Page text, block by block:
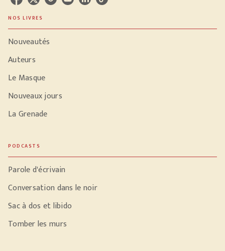
NOS LIVRES
Nouveautés
Auteurs
Le Masque
Nouveaux jours
La Grenade
PODCASTS
Parole d'écrivain
Conversation dans le noir
Sac à dos et libido
Tomber les murs